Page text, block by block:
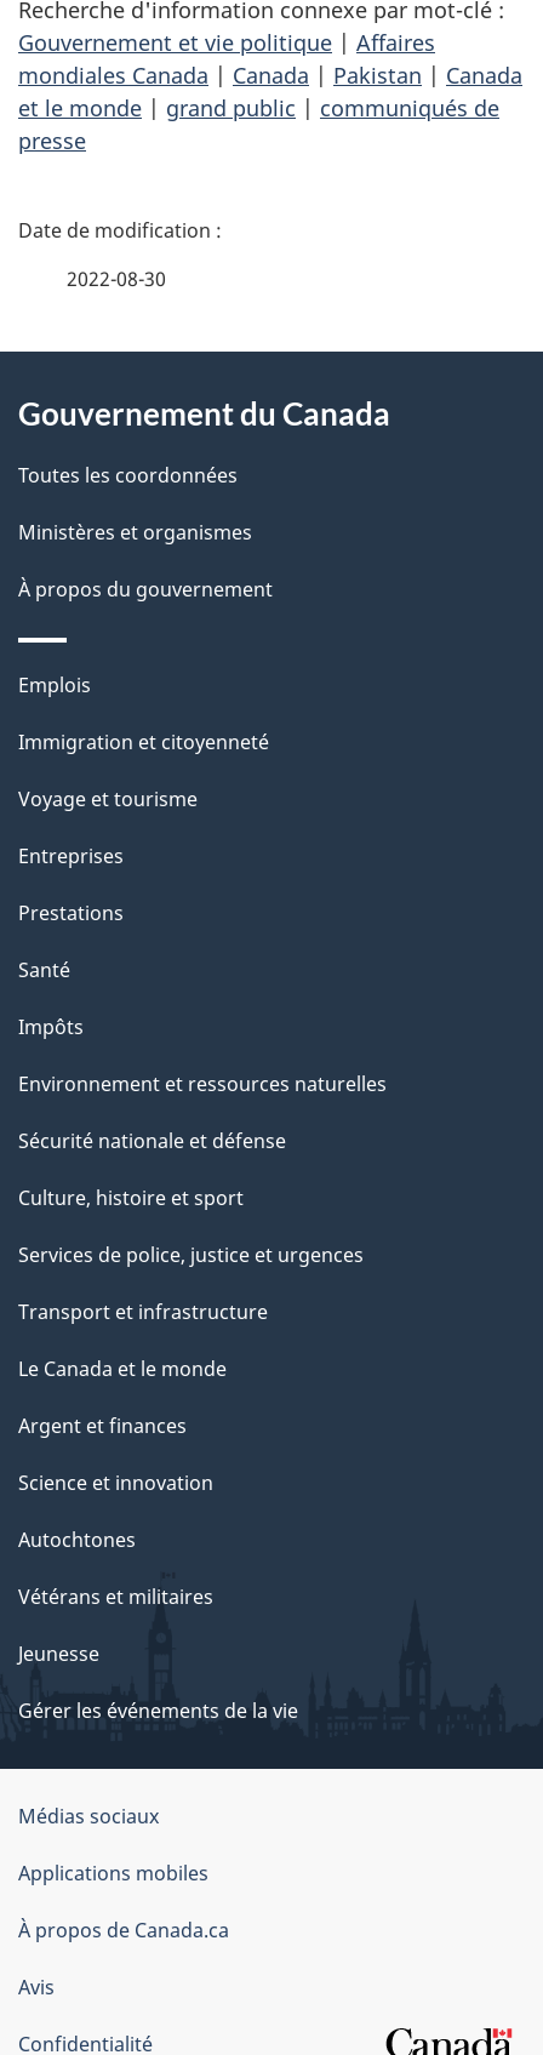
Recherche d'information connexe par mot-clé :
Gouvernement et vie politique | Affaires
mondiales Canada | Canada | Pakistan | Canada
et le monde | grand public | communiqués de
presse
D
i
l
s
d
e
l
a
p
a
g
e
2022-08-30
propos
de
ce
site
Gouvernement du Canada
Toutes les coordonnées
Ministères et organismes
À propos du gouvernement
Thèmes
sujets
Emplois
Immigration et citoyenneté
Voyage et tourisme
Entreprises
Prestations
Santé
Impôts
Environnement et ressources naturelles
Sécurité nationale et défense
Culture, histoire et sport
Services de police, justice et urgences
Transport et infrastructure
Le Canada et le monde
Argent et finances
Science et innovation
Autochtones
Vétérans et militaires
Jeunesse
Gérer les événements de la vie
Organisation
du
gouvernement
du
Canada
Médias sociaux
Applications mobiles
À propos de Canada.ca
Avis
Confidentialité